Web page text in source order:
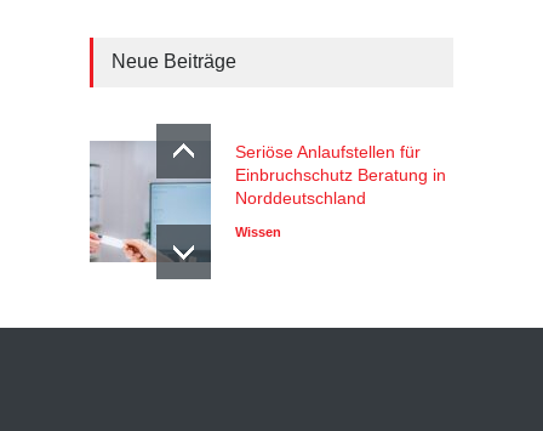
Neue Beiträge
Seriöse Anlaufstellen für
Einbruchschutz Beratung in
Norddeutschland
Wissen